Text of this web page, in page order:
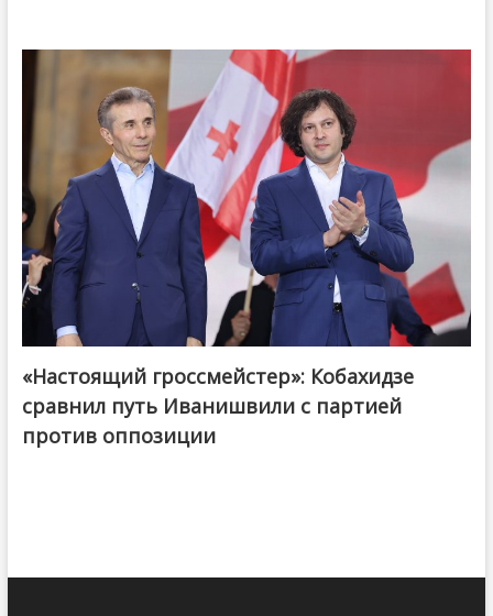
@ქართული ოცნება / Georgian Dream
«Настоящий гроссмейстер»: Кобахидзе
сравнил путь Иванишвили с партией
против оппозиции